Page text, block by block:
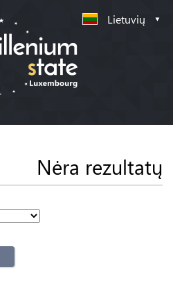
Lietuvių
Nėra rezultatų